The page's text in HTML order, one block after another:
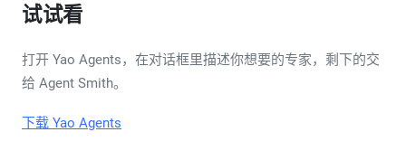
试试看
打开 Yao Agents，在对话框里描述你想要的专家，剩下的交
给 Agent Smith。
下载 Yao Agents